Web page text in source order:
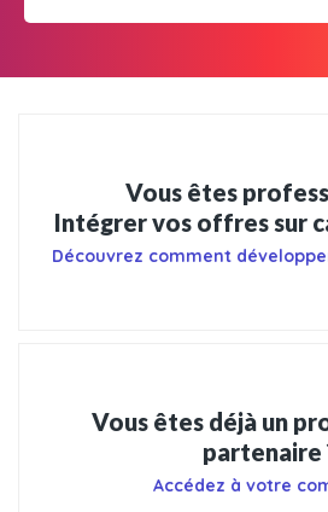
Vous êtes
Intégrer vos offres sur
Découvrez comment
Vous êtes déjà un
partenaire
Accédez à votre